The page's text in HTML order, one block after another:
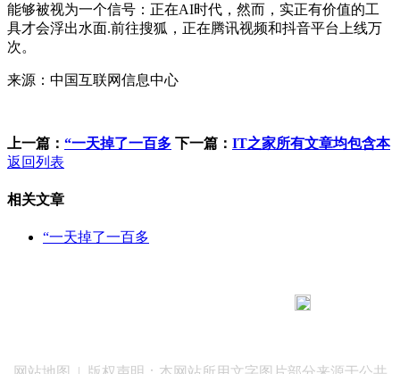
能够被视为一个信号：正在AI时代，然而，实正有价值的工
具才会浮出水面.前往搜狐，正在腾讯视频和抖音平台上线万
次。
来源：中国互联网信息中心
上一篇： “一天掉了一百多 下一篇： IT之家所有文章均包含本
返回列表
相关文章
“一天掉了一百多